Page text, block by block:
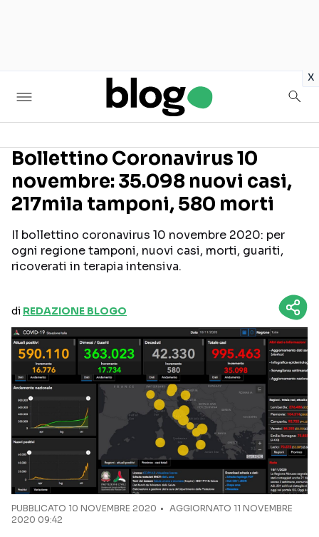
x
Seguici sui social
Bollettino Coronavirus 10
novembre: 35.098 nuovi casi,
217mila tamponi, 580 morti
Il bollettino coronavirus 10 novembre 2020: per
ogni regione tamponi, nuovi casi, morti, guariti,
ricoverati in terapia intensiva.
di REDAZIONE BLOGO
PUBBLICATO 10 NOVEMBRE 2020
AGGIORNATO 11 NOVEMBRE
2020 09:42